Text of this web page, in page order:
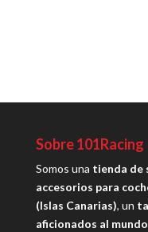
Sobre 101Racing
Somos una tienda de
accesorios para
(Islas Canarias), un
aficionados al